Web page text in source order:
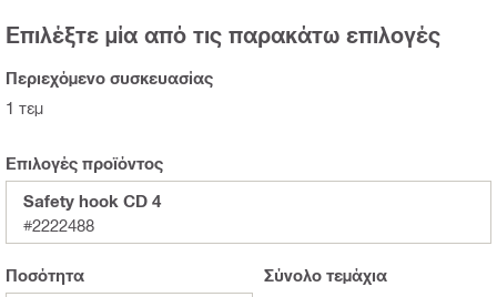
Επιλέξτε μία από τις παρακάτω επιλογές
Περιεχόμενο συσκευασίας
1 τεμ
Επιλογές προϊόντος
Safety hook CD 4
#2222488
Ποσότητα Σύνολοτεμάχια